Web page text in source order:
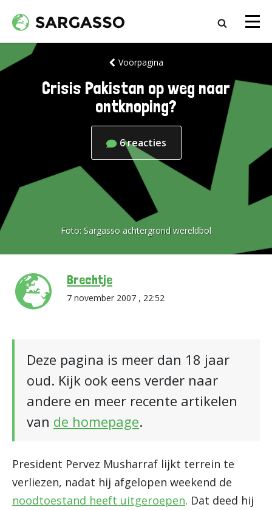
Voorpagina
Crisis Pakistan op weg naar
ontknoping?
6reacties
Foto: Sargasso achtergrond wereldbol
Brechtje
7 november 2007 , 22:52
Deze pagina is meer dan 18 jaar
oud. Kijk ook eens verder naar
andere en meer recente artikelen
van de homepage.
President Pervez Musharraf lijkt terrein te
verliezen, nadat hij afgelopen weekend de
noodtoestand heeft uitgeroepen. Dat deed hij